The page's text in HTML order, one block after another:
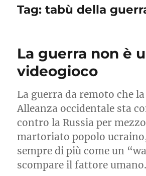
Tag:tabù della
La guerra non è
videogioco
La guerra da remoto che la
Alleanza occidentale sta
contro la Russia per
martoriato popolo
sempre di più come un
scompare il fattore umano.